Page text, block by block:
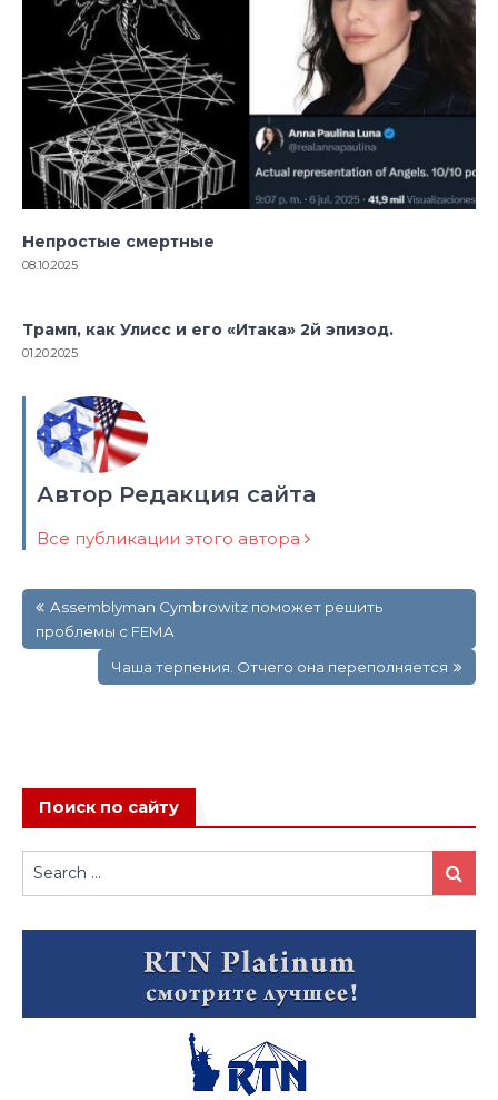
Непростые смертные
08.10.2025
Трамп, как Улисс и его «Итака» 2й эпизод.
01.20.2025
Автор Редакция сайта
Все публикации этого автора
по
записям
Assemblyman Cymbrowitz поможет решить
проблемы с FEMA
Чаша терпения. Отчего она переполняется
Поиск по сайту
Search
for:
Search